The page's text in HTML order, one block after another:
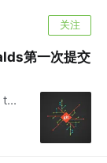
关注
第一次提交